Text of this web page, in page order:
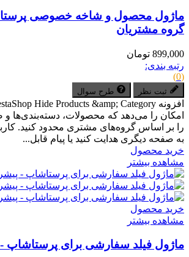
ماژول محصول و شاخه خصوصی
گروه‌ مشتریان
899,000 تومان
رتبه بندی:
(0)
ثبت نظر طرح سوال
را بر اساس گروه‌های مشتری محدود کنید.
به صفحه دیگری هدایت کنید یا پیام قابل...
خرید محصول
مشاهده بیشتر
خرید محصول
مشاهده بیشتر
ماژول فیلد سفارشی برای پرستاشاپ -